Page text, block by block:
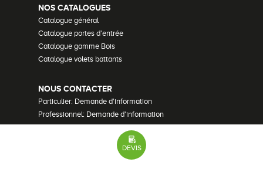
NOS CATALOGUES
Catalogue général
Catalogue portes d'entrée
Catalogue gamme Bois
Catalogue volets battants
NOUS CONTACTER
Particulier: Demande d'information
Professionnel: Demande d'information
Demander un devis
DEVIS